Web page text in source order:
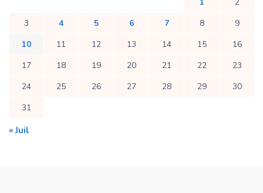
3
4 5 6 7 8
9
10
11 12 13 14 15
16
17
18 19 20 21 22
23
24
25 26 27 28 29
30
31
« Juil